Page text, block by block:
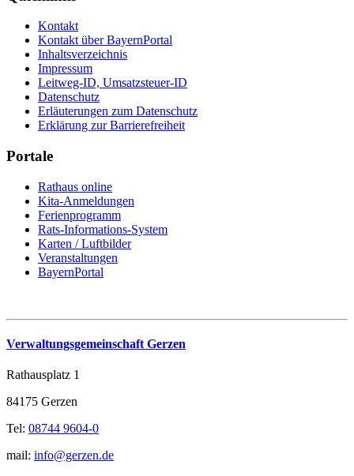
Kontakt
Kontakt über BayernPortal
Inhaltsverzeichnis
Impressum
Leitweg-ID, Umsatzsteuer-ID
Datenschutz
Erläuterungen zum Datenschutz
Erklärung zur Barrierefreiheit
Portale
Rathaus online
Kita-Anmeldungen
Ferienprogramm
Rats-Informations-System
Karten / Luftbilder
Veranstaltungen
BayernPortal
Verwaltungsgemeinschaft Gerzen
Rathausplatz 1
84175 Gerzen
Tel: 08744 9604-0
mail: info@gerzen.de